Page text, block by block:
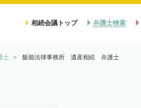
相続会議トップ 弁護士検索
士 飯能法律事務所 遺産相続 弁護士